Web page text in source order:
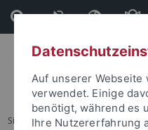
Direkt
zum
Inhalt
Direkt
zur
Fußleiste
Sie sind hier: Startseite
Auf unserer Webseite
verwendet. Einige
benötigt, während es
Ihre Nutzererfahrung